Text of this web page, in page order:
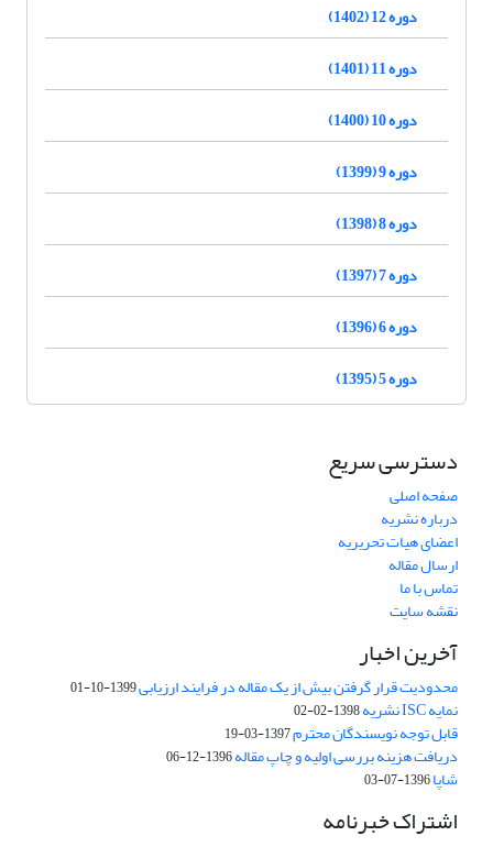
دوره 12 (1402)
دوره 11 (1401)
دوره 10 (1400)
دوره 9 (1399)
دوره 8 (1398)
دوره 7 (1397)
دوره 6 (1396)
دوره 5 (1395)
دسترسی سریع
صفحه اصلی
درباره نشریه
اعضای هیات تحریریه
ارسال مقاله
تماس با ما
نقشه سایت
آخرین اخبار
محدودیت قرار گرفتن بیش از یک مقاله در فرایند ارزیابی1399-10-01
نمایه ISC نشریه 1398-02-02
قابل توجه نویسندگان محترم1397-03-19
دریافت هزینه بررسی اولیه و چاپ مقاله1396-12-06
شاپا1396-07-03
اشتراک خبرنامه